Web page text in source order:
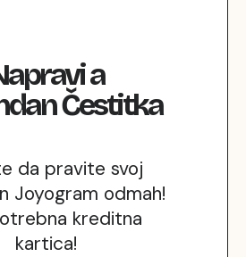
a
Čestitka
da pravite svoj
Joyogram odmah!
kreditna
kartica!